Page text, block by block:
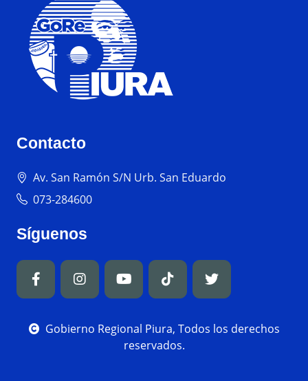
Contacto
Av. San Ramón S/N Urb. San Eduardo
073-284600
Síguenos
Gobierno Regional Piura, Todos los derechos
reservados.